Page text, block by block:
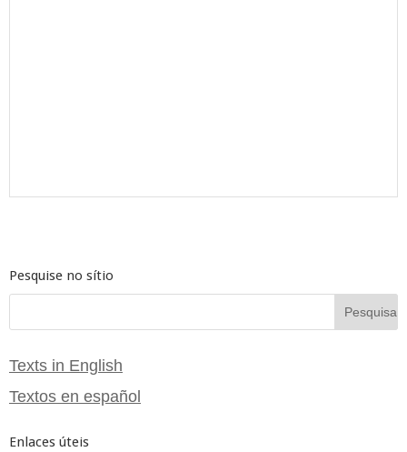
Pesquise no sítio
Texts in English
Textos en español
Enlaces úteis